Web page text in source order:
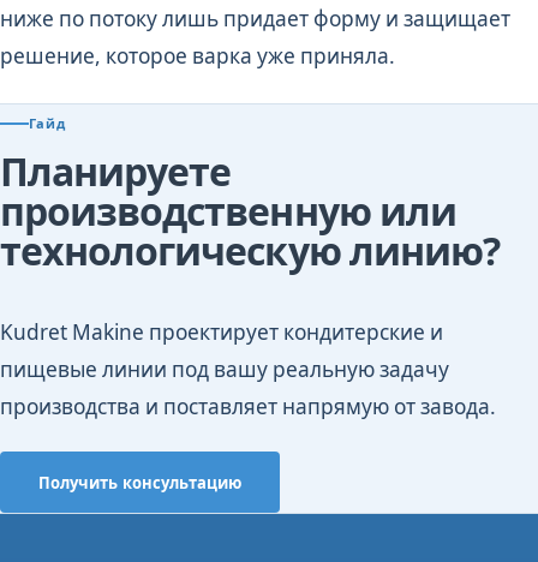
ниже по потоку лишь придает форму и защищает
решение, которое варка уже приняла.
Гайд
Планируете
производственную или
технологическую линию?
Kudret Makine проектирует кондитерские и
пищевые линии под вашу реальную задачу
производства и поставляет напрямую от завода.
Получить консультацию